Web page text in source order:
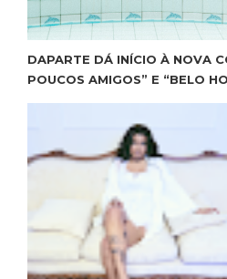
DAPARTE DÁ INÍCIO À NOVA
POUCOS AMIGOS” E “BELO